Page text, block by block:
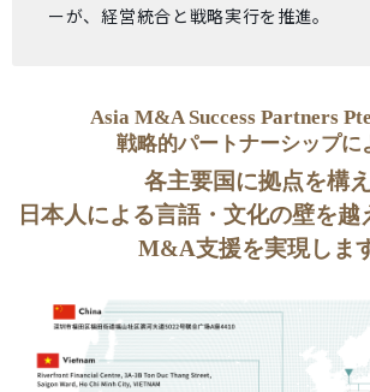
ーが、経営統合と戦略実行を推進。
Asia M&A Success Partners
戦略的パートナーシップに
各主要国に拠点を構え
日本人による言語・文化の壁を
M&A支援を実現しま